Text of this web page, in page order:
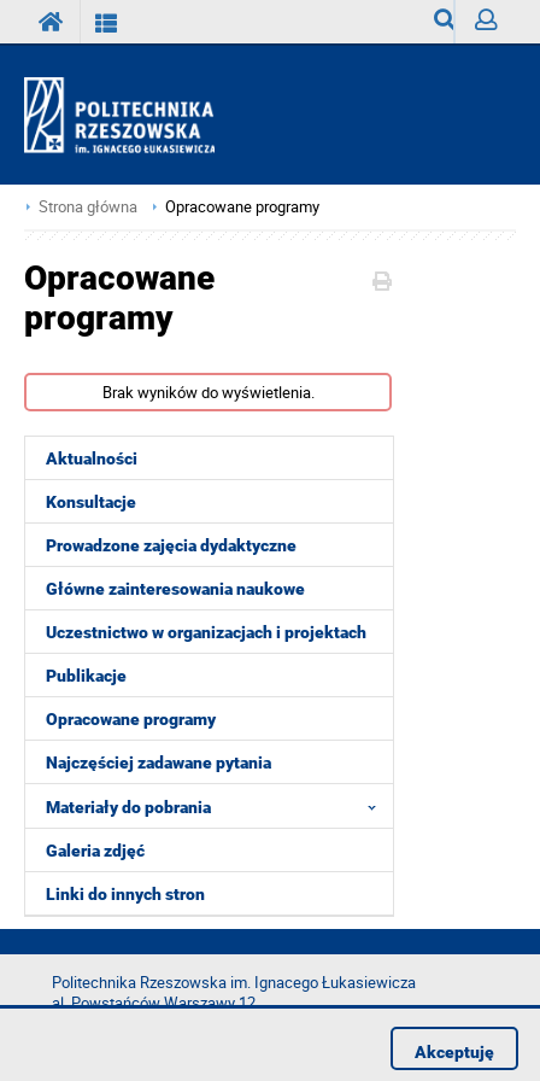
Strona główna Opracowane programy
Aktualności
Konsultacje
Prowadzone zajęcia dydaktyczne
Główne zainteresowania naukowe
Uczestnictwo w organizacjach i projektach
Publikacje
Opracowane programy
Najczęściej zadawane pytania
Materiały do pobrania
Galeria zdjęć
Linki do innych stron
Opracowane
programy
Brak wyników do wyświetlenia.
Politechnika Rzeszowska im. Ignacego Łukasiewicza
al. Powstańców Warszawy 12
Akceptuję